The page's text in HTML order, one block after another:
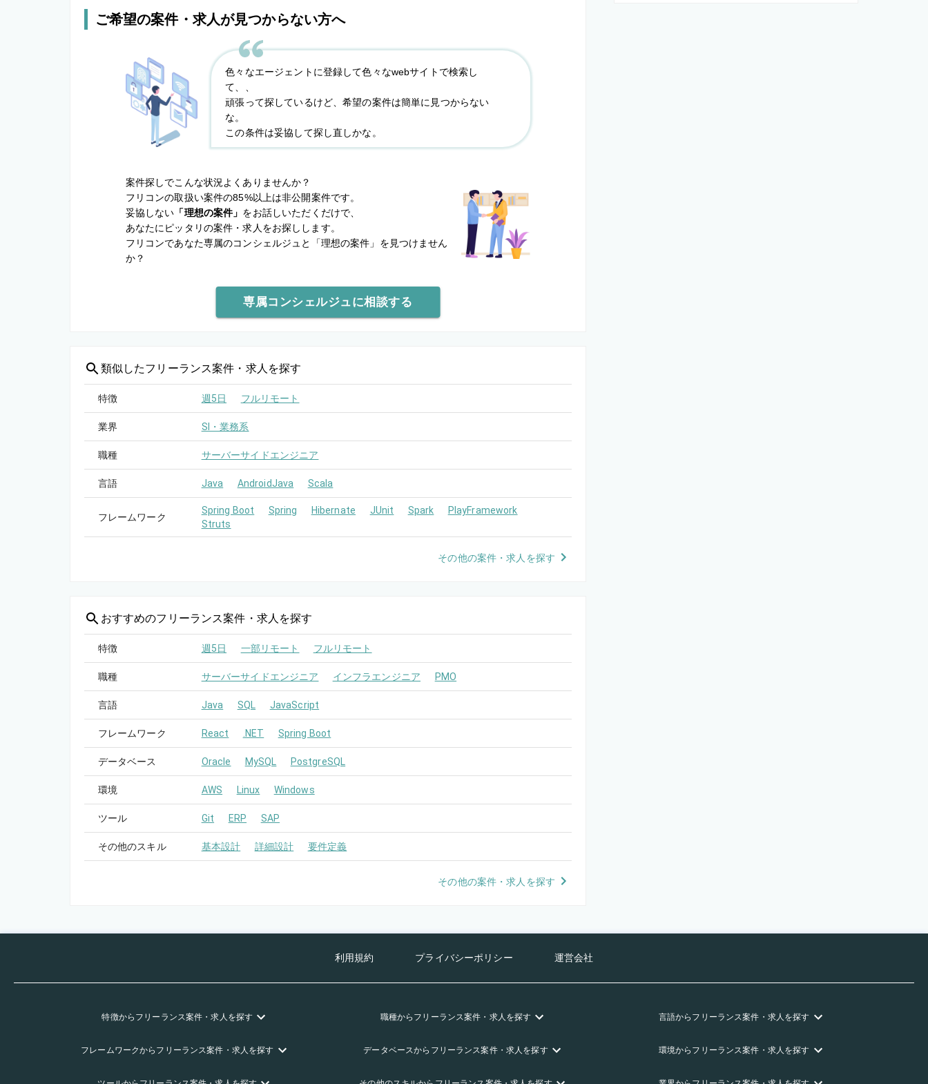
ご希望の案件・求人が見つからない方へ
色々なエージェントに登録して色々なwebサイトで検索し
て、、
頑張って探しているけど、希望の案件は簡単に見つからない
な。
この条件は妥協して探し直しかな。
案件探しでこんな状況よくありませんか？
フリコンの取扱い案件の85%以上は非公開案件です。
妥協しない 「理想の案件」 をお話しいただくだけで、
あなたにピッタリの案件・求人をお探しします。
フリコンであなた専属のコンシェルジュと
「理想の案件」を見つけません
か？
専属コンシェルジュに相談する
類似したフリーランス案件・求人を探す
特徴 週5日 フルリモート
業界 SI・業務系
職種 サーバーサイドエンジニア
言語 Java AndroidJava Scala
フレームワーク
Spring Boot Spring Hibernate JUnit Spark
PlayFramework
Struts
その他の案件・求人を探す
おすすめのフリーランス案件・求人を探す
特徴 週5日 一部リモート フルリモート
職種 サーバーサイドエンジニア インフラエンジニア PMO
言語 Java SQL JavaScript
フレームワーク React .NET Spring Boot
データベース Oracle MySQL PostgreSQL
環境 AWS Linux Windows
ツール Git ERP SAP
その他のスキル 基本設計 詳細設計 要件定義
その他の案件・求人を探す
利用規約 プライバシーポリシー 運営会社
特徴からフリーランス案件・求人を探す 職種からフリーランス案件・求人を探す 言語からフリーランス案件・求人を探す
フレームワークからフリーランス案件・求人を探す データベースからフリーランス案件・求人を探す 環境からフリーランス案件・求人を探す